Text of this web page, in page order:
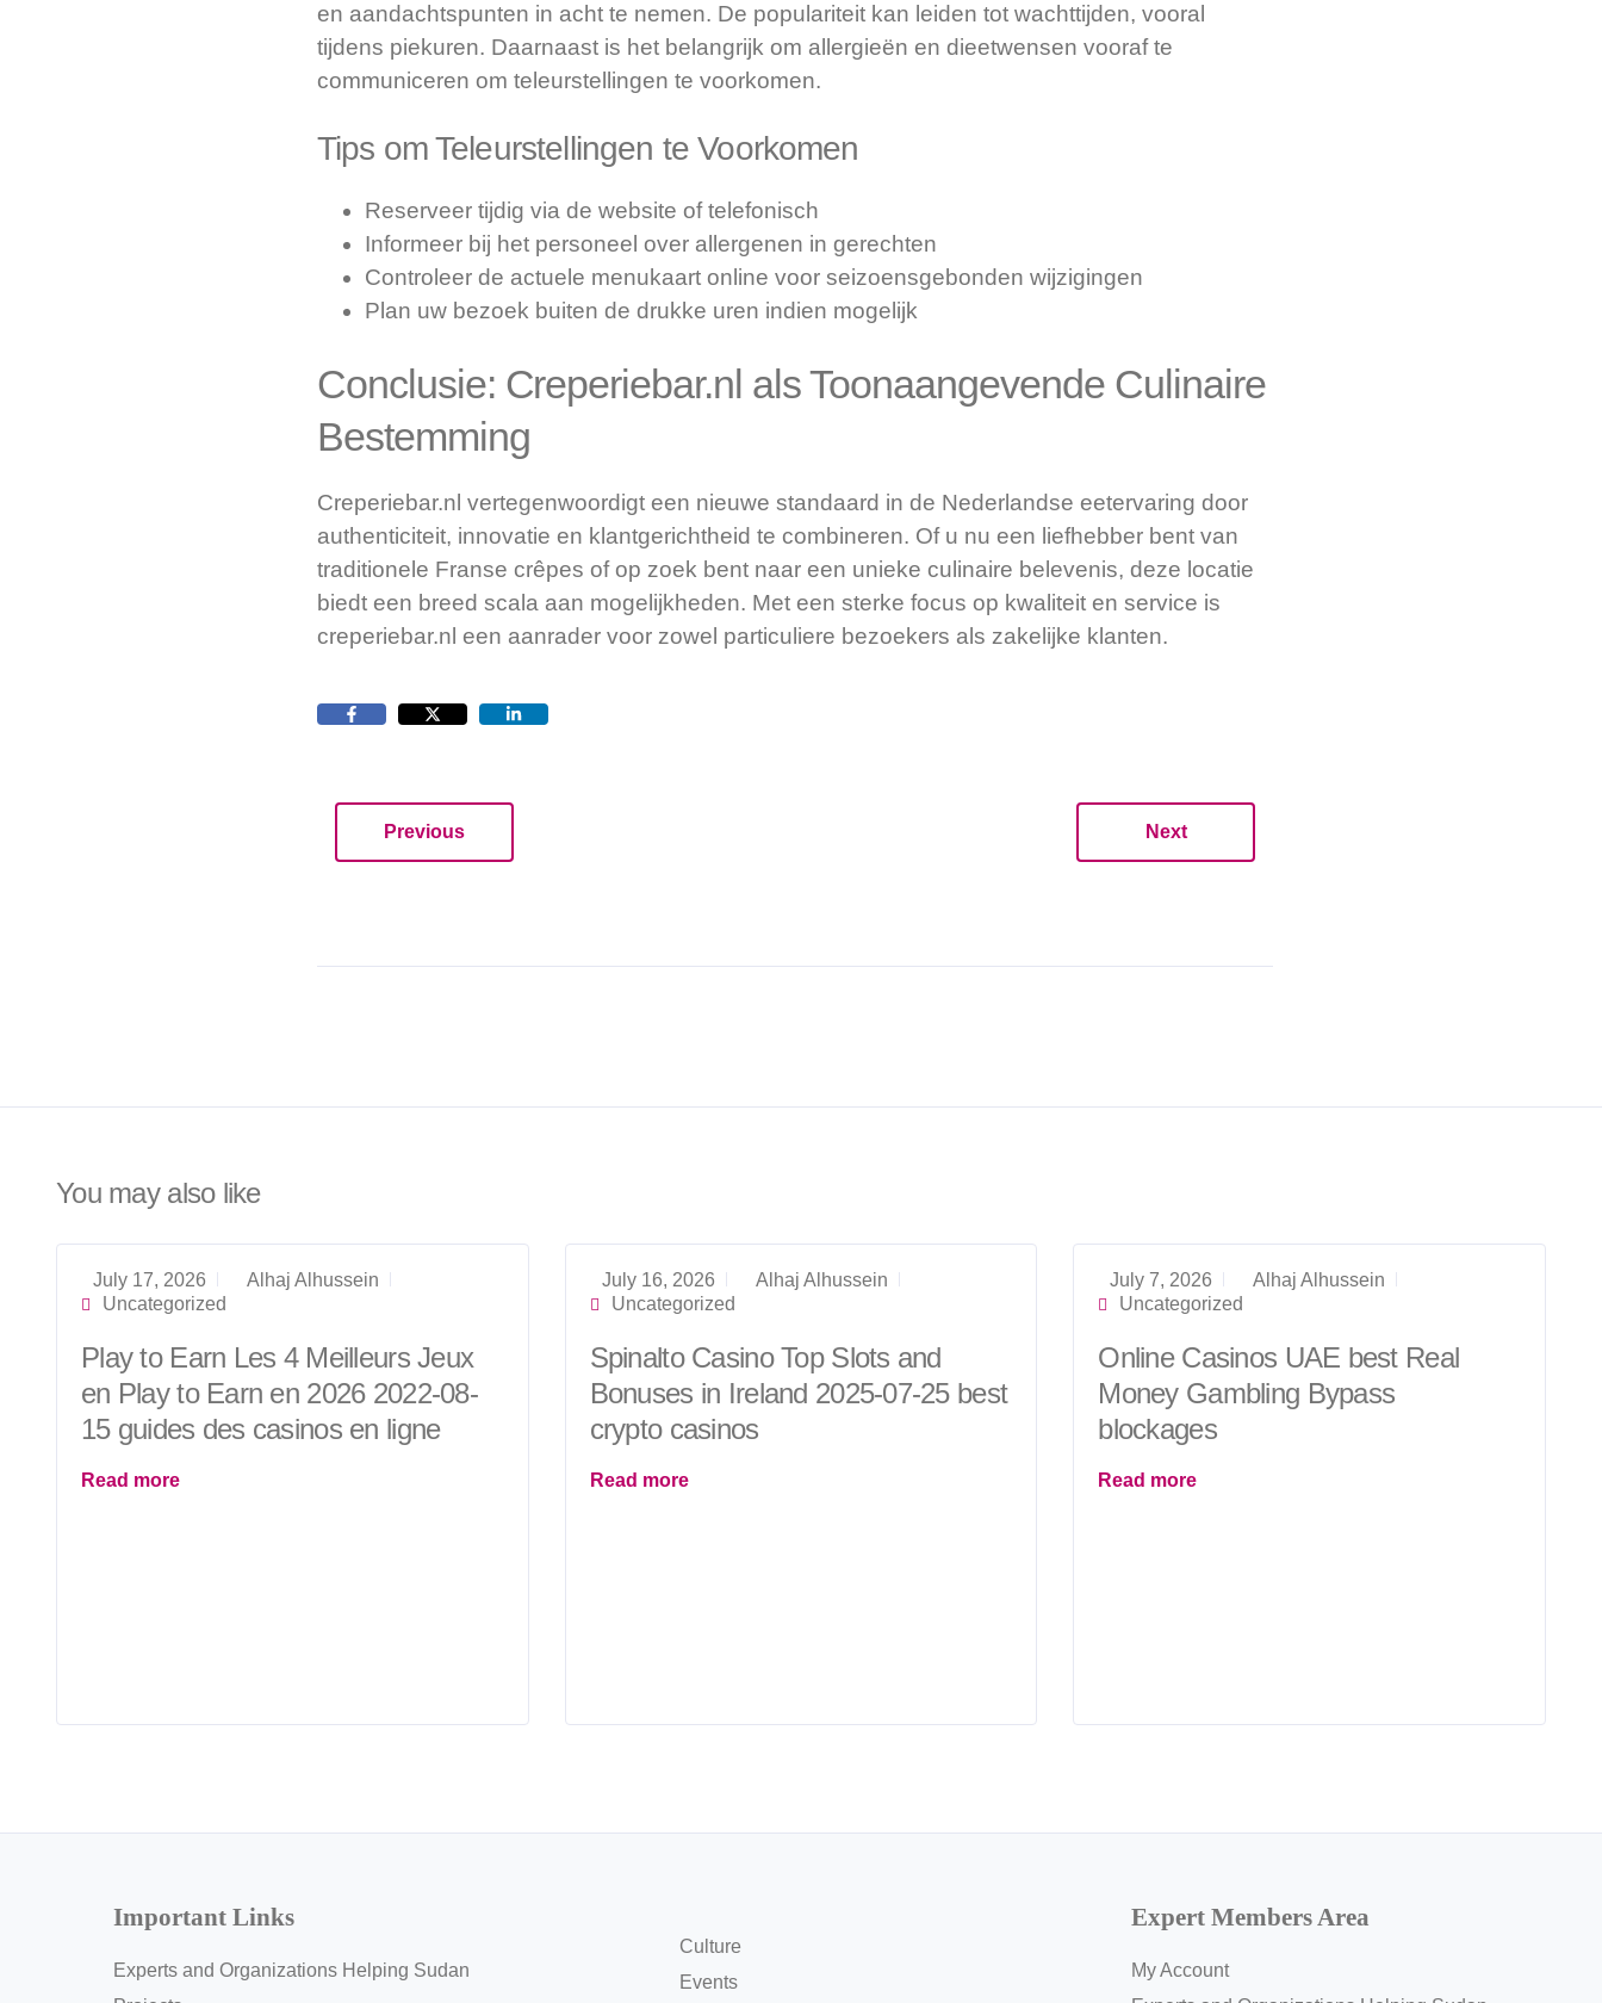
en aandachtspunten in acht te nemen. De populariteit kan leiden tot wachttijden, vooral
tijdens piekuren. Daarnaast is het belangrijk om allergieën en dieetwensen vooraf te
communiceren om teleurstellingen te voorkomen.
Tips om Teleurstellingen te Voorkomen
Reserveer tijdig via de website of telefonisch
Informeer bij het personeel over allergenen in gerechten
Controleer de actuele menukaart online voor seizoensgebonden wijzigingen
Plan uw bezoek buiten de drukke uren indien mogelijk
Conclusie: Creperiebar.nl als Toonaangevende Culinaire
Bestemming
Creperiebar.nl vertegenwoordigt een nieuwe standaard in de Nederlandse eetervaring door
authenticiteit, innovatie en klantgerichtheid te combineren. Of u nu een liefhebber bent van
traditionele Franse crêpes of op zoek bent naar een unieke culinaire belevenis, deze locatie
biedt een breed scala aan mogelijkheden. Met een sterke focus op kwaliteit en service is
creperiebar.nl een aanrader voor zowel particuliere bezoekers als zakelijke klanten.
Previous Next
You may also like
July 17, 2026
Alhaj Alhussein
Uncategorized
Play to Earn Les 4 Meilleurs Jeux
en Play to Earn en 2026 2022-08-
15 guides des casinos en ligne
Read more
July 16, 2026
Alhaj Alhussein
Uncategorized
Spinalto Casino Top Slots and
Bonuses in Ireland 2025-07-25 best
crypto casinos
Read more
July 7, 2026
Alhaj Alhussein
Uncategorized
Online Casinos UAE best Real
Money Gambling Bypass
blockages
Read more
Important Links
Experts and Organizations Helping Sudan
Culture
Events
Expert Members Area
My Account